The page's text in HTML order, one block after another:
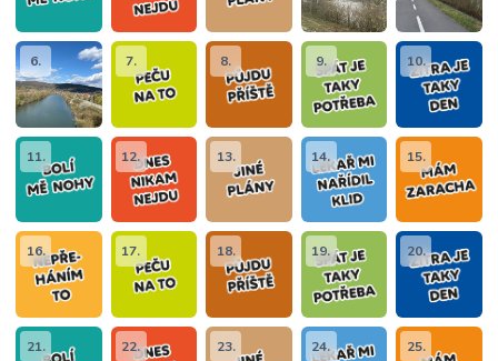
6. 7. 8. 9. 10.
11. 12. 13. 14. 15.
16. 17. 18. 19. 20.
21. 22. 23. 24. 25.